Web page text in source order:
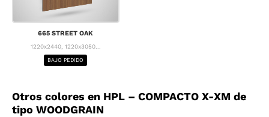
665 STREET OAK
1220x2440, 1220x3050...
BAJO PEDIDO
Otros colores en HPL – COMPACTO X-XM de
tipo WOODGRAIN